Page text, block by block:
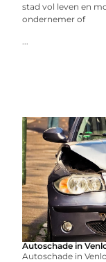
stad vol leven en
ondernemer of
...
Autoschade in
Autoschade in